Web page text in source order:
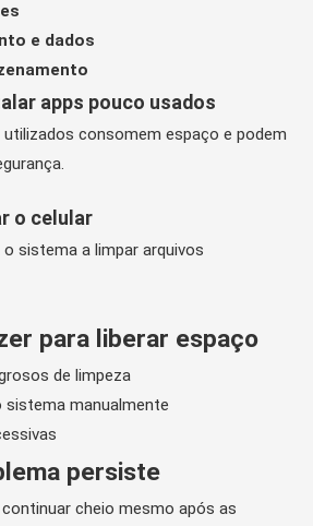
e dados
apps pouco usados
consomem espaço e podem
o celular
sistema a limpar arquivos
para liberar espaço
de limpeza
sistema manualmente
persiste
cheio mesmo após as